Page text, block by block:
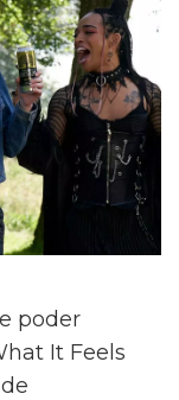
poder
It Feels